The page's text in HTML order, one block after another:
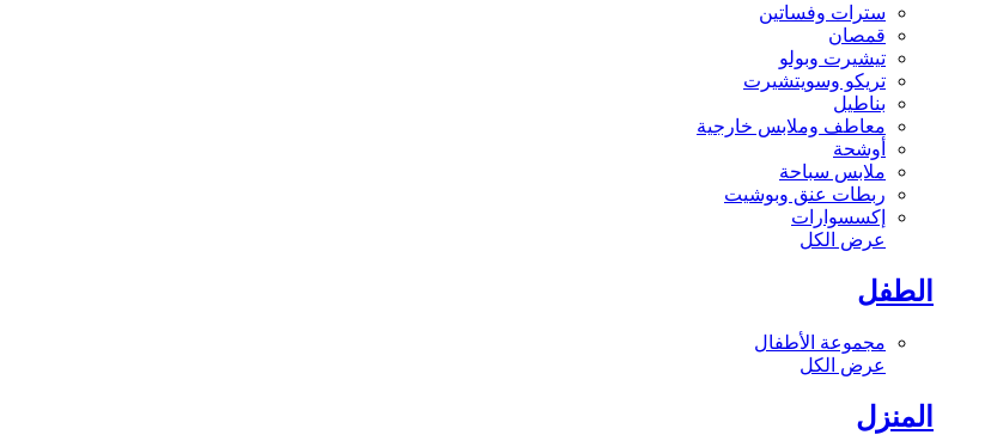
سترات وفساتين
قمصان
تيشيرت وبولو
تريكو وسويتشيرت
بناطيل
معاطف وملابس خارجية
أوشحة
ملابس سباحة
ربطات عنق وبوشيت
إكسسوارات
عرض الكل
الطفل
مجموعة الأطفال
عرض الكل
المنزل